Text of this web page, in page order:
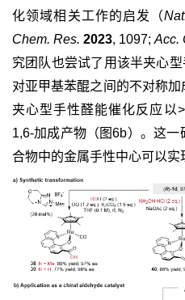
化领域相关工作的启发（
Chem. Res. 2023, 1097; Acc.
究团队也尝试了用该半夹心
对亚甲基苯醌之间的不对称
夹心型手性醛能催化反应以
1,6-加成产物（图6b）。这
合物中的金属手性中心可以实